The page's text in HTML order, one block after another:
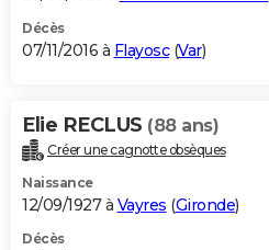
Décès
07/11/2016 à Flayosc(Var)
Elie RECLUS (88 ans)
Créer une cagnotte obsèques
Naissance
12/09/1927 à Vayres (Gironde)
Décès